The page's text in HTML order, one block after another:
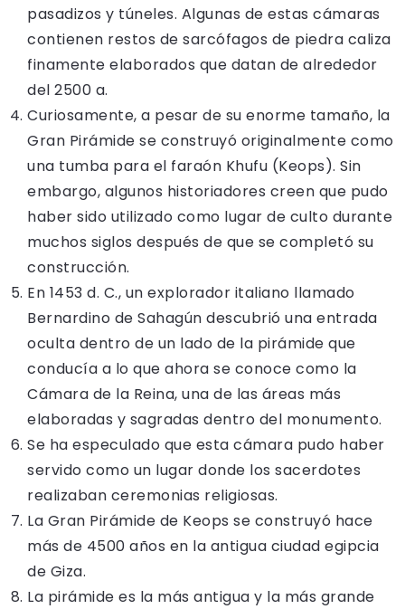
pasadizos y túneles. Algunas de estas cámaras
contienen restos de sarcófagos de piedra caliza
finamente elaborados que datan de alrededor
del 2500 a.
Curiosamente, a pesar de su enorme tamaño, la
Gran Pirámide se construyó originalmente como
una tumba para el faraón Khufu (Keops). Sin
embargo, algunos historiadores creen que pudo
haber sido utilizado como lugar de culto durante
muchos siglos después de que se completó su
construcción.
En 1453 d. C., un explorador italiano llamado
Bernardino de Sahagún descubrió una entrada
oculta dentro de un lado de la pirámide que
conducía a lo que ahora se conoce como la
Cámara de la Reina, una de las áreas más
elaboradas y sagradas dentro del monumento.
Se ha especulado que esta cámara pudo haber
servido como un lugar donde los sacerdotes
realizaban ceremonias religiosas.
La Gran Pirámide de Keops se construyó hace
más de 4500 años en la antigua ciudad egipcia
de Giza.
La pirámide es la más antigua y la más grande